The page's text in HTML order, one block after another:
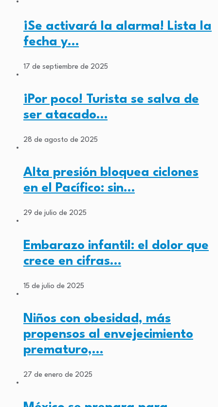
¡Se activará la alarma! Lista la
fecha y…
17 de septiembre de 2025
¡Por poco! Turista se salva de
ser atacado…
28 de agosto de 2025
Alta presión bloquea ciclones
en el Pacífico: sin…
29 de julio de 2025
Embarazo infantil: el dolor que
crece en cifras…
15 de julio de 2025
Niños con obesidad, más
propensos al envejecimiento
prematuro,…
27 de enero de 2025